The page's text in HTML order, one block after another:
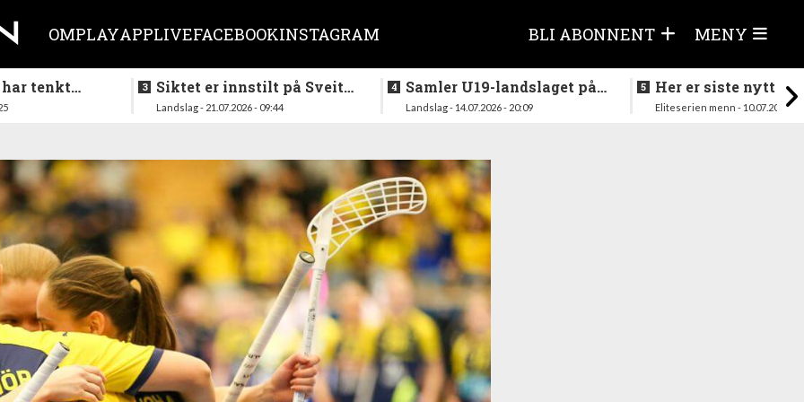
OMPLAYAPPLIVEFACEBOOKINSTAGRAM BLI ABONNENT MENY
tenkt
køllen på
Siktet er innstilt på Sveits
i mai
Landslag - 21.07.2026 - 09:44
Samler U19-landslaget på
nytt i august
Landslag - 14.07.2026 - 20:09
Her er siste nytt
season
Eliteserien menn - 10.07.2026 -